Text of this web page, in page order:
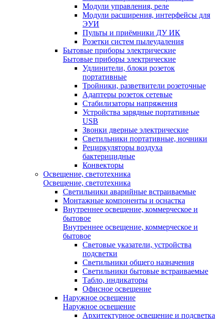
Модули управления, реле
Модули расширения, интерфейсы для
ЭУИ
Пульты и приёмники ДУ ИК
Розетки систем пылеудаления
Бытовые приборы электрические
Бытовые приборы электрические
Удлинители, блоки розеток
портативные
Тройники, разветвители розеточные
Адаптеры розеток сетевые
Стабилизаторы напряжения
Устройства зарядные портативные
USB
Звонки дверные электрические
Светильники портативные, ночники
Рециркуляторы воздуха
бактерицидные
Конвекторы
Освещение, светотехника
Освещение, светотехника
Светильники аварийные встраиваемые
Монтажные компоненты и оснастка
Внутреннее освещение, коммерческое и
бытовое
Внутреннее освещение, коммерческое и
бытовое
Световые указатели, устройства
подсветки
Светильники общего назначения
Светильники бытовые встраиваемые
Табло, индикаторы
Офисное освещение
Наружное освещение
Наружное освещение
Архитектурное освещение и подсветка